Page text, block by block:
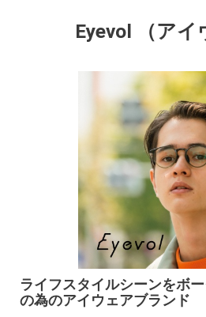
お客さまの声
ブログ
Eyevol （アイ
ライフスタイルシーンをボ
の為のアイウェアブランド